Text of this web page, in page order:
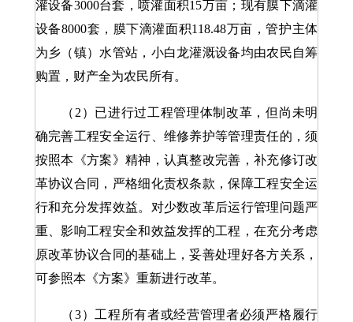
灌设备3000台套，喷灌面积15万亩；现有膜下滴灌
设备8000套，膜下滴灌面积118.48万亩，管护主体
为乡（镇）水管站，小白龙灌溉设备均由农民自筹
购置，财产全为农民所有。
（2）已进行过工程管理体制改革，但尚未明
确完善工程安全运行、维修养护等管理责任的，须
按照本《方案》精神，认真整改完善，补充修订改
革协议合同，严格细化责权条款，保障工程安全运
行和充分发挥效益。对少数改革后运行管理问题严
重、影响工程安全和效益发挥的工程，在充分考虑
原改革协议合同的基础上，妥善处理好各方关系，
可参照本《方案》重新进行改革。
（3）工程所有者或经营管理者必须严格履行